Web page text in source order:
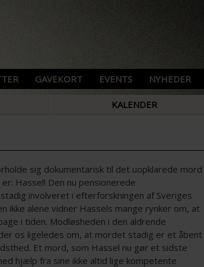
GAVEKORT EVENTS NYHEDER
KALENDER
sig dokumentarisk til det uopklarede mord
Hassel! Den nu pensionerede
involveret i efterforskningen af Sveriges
ikke alene vidner Hassels mange rynker om, at
i tiden. Modløsheden i den aldrende
os ligeledes om, at mordet stadig er et åbent
Et mord, som Hassel nu gør et sidste
hjælp fra sine ikke altid lige kompetente